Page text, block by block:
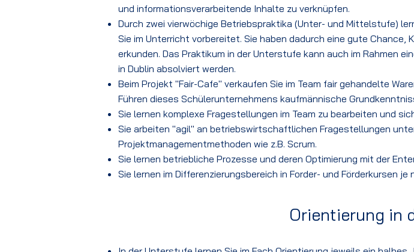
und informationsverarbeitende Inhalte zu verknüpfen.
Durch zwei vierwöchige Betriebspraktika (Unter- und Mittelstufe)
Sie im Unterricht vorbereitet. Sie haben dadurch eine gute Chance,
erkunden. Das Praktikum in der Unterstufe kann auch im Rahmen
in Dublin absolviert werden.
Beim Projekt "Fair-Cafe" verkaufen Sie im Team fair gehandelte
Führen dieses Schülerunternehmens kaufmännische
Sie lernen komplexe Fragestellungen im Team zu bearbeiten und
Sie arbeiten "agil" an betriebswirtschaftlichen Fragestellungen
Projektmanagementmethoden wie z.B. Scrum.
Sie lernen betriebliche Prozesse und deren Optimierung mit der
Sie lernen im Differenzierungsbereich in Forder- und Förderkursen
Orientierung in